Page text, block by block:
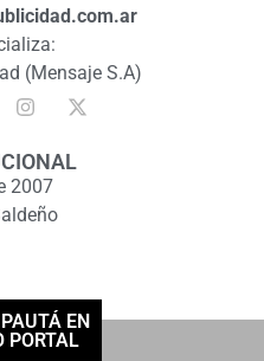
(Mensaje S.A)
2007
EN
PORTAL